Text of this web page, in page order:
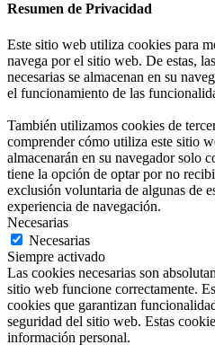
Resumen de Privacidad
Este sitio web utiliza cookies para
navega por el sitio web. De estas,
necesarias se almacenan en su
el funcionamiento de las
También utilizamos cookies de
comprender cómo utiliza este sitio
almacenarán en su navegador solo
tiene la opción de optar por no
exclusión voluntaria de algunas de
experiencia de navegación.
Necesarias
Necesarias
Siempre activado
Las cookies necesarias son
sitio web funcione correctamente.
cookies que garantizan
seguridad del sitio web. Estas
información personal.